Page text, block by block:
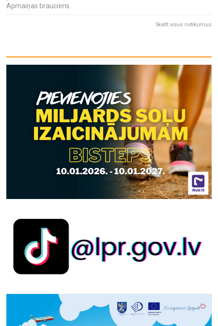
Apmaiņas brauciens
Skatīt visus notikumus